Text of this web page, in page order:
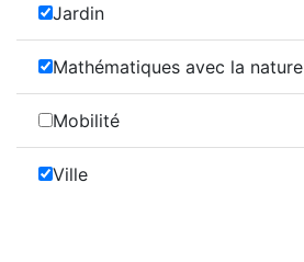
Jardin
Mathématiques avec la nature
Mobilité
Ville